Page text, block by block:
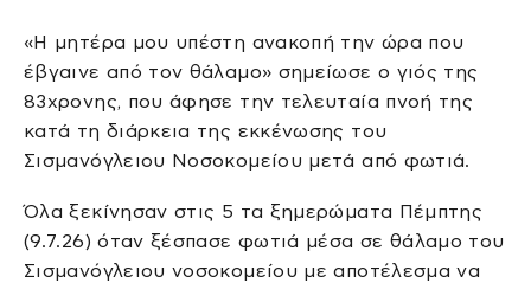
«Η μητέρα μου υπέστη ανακοπή την ώρα που
έβγαινε από τον θάλαμο» σημείωσε ο γιός της
83χρονης, που άφησε την τελευταία πνοή της
κατά τη διάρκεια της εκκένωσης του
Σισμανόγλειου Νοσοκομείου μετά από φωτιά.
Όλα ξεκίνησαν στις 5 τα ξημερώματα Πέμπτης
(9.7.26) όταν ξέσπασε φωτιά μέσα σε θάλαμο του
Σισμανόγλειου νοσοκομείου με αποτέλεσμα να